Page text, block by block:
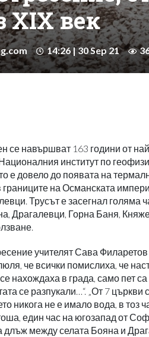
XIX век
14:26 | 30 Sep 21
се навършват 163 години от
институт по
е довело до появата на
границите на Османската
Трусът е засегнал голяма
Драгалевци, Горна Баня,
учителят Сава
че всички помислиха, че
нахождаха в града, само пет
се разпукали…“. „От 7
никога не е имало вода, в тоз
един час на югозапад от
длъж между селата Бояна и